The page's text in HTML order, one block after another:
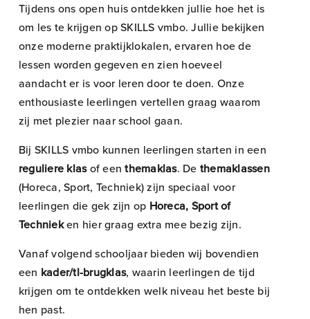
Tijdens ons open huis ontdekken jullie hoe het is
om les te krijgen op SKILLS vmbo. Jullie bekijken
onze moderne praktijklokalen, ervaren hoe de
lessen worden gegeven en zien hoeveel
aandacht er is voor leren door te doen. Onze
enthousiaste leerlingen vertellen graag waarom
zij met plezier naar school gaan.
Bij SKILLS vmbo kunnen leerlingen starten in een
reguliere klasof een themaklas. De themaklassen
(Horeca, Sport, Techniek) zijn speciaal voor
leerlingen die gek zijn op Horeca, Sport of
Technieken hier graag extra mee bezig zijn.
Vanaf volgend schooljaar bieden wij bovendien
een kader/tl-brugklas, waarin leerlingen de tijd
krijgen om te ontdekken welk niveau het beste bij
hen past.